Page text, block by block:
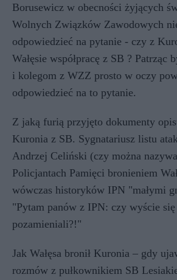
Borusewicz w obecności żyjących
Wolnych Związków Zawodowych
odpowiedzieć na pytanie - czy z
Wałęsie współpracę z SB ? Patrząc
i kolegom z WZZ prosto w oczy
odpowiedzieć na to pytanie.
Z jaką furią przyjęto dokumenty
Kuronia z SB. Sygnatariusz listu
Andrzej Celiński (czy można
Policjantach Pamięci bronieniem
wówczas historyków IPN "małymi
"Pytam panów z IPN: czy wyście
pozamieniali?!"
Jak Wałęsa bronił Kuronia – gdy
rozmów z pułkownikiem SB